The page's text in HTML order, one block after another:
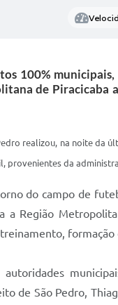
100%
de Piracicaba
realizou, na noite da
provenientes da
do campo de
a Região
de São Pedro,